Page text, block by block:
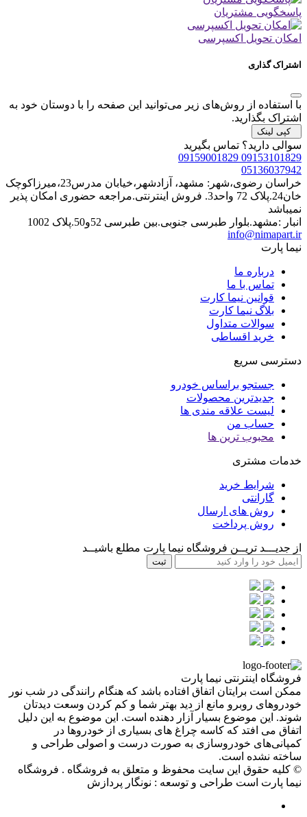
پاسخگویی مشتریان
امکان تحویل اکسپرسی
اشتراک گذاری
با استفاده از روش‌های زیر می‌توانید این صفحه را با دوستان خود به
اشتراک بگذارید.
کپی لینک
سوالی دارید؟ تماس بگیرید
09153101829 09159001829
05136037942
خراسان رضوی،شهر: مشهد، آزادشهر،خیابان مدرس23،میرزاکوچک
خان24.پلاک 72 واحد3. فروش اینترنتی.مراجعه حضوری امکان پذیر
نمیباشد
انبار :مشهد.بلوار طبرسی جنوبی.بین طبرسی 52و50.پلاک 1002
info@nimapart.ir
نیما پارت
درباره ما
تماس با ما
قوانین نیما کارت
بلاگ نیما کارت
سوالات متداول
خرید اقساطی
دسترسی سریع
جستجو براساس خودرو
جدیدترین محصولات
لیست علاقه مندی ها
حساب من
محبوب ترین ها
خدمات مشتری
شرایط خرید
گارانتی
روش های ارسال
روش پرداخت
از جدیـــد تریــن فروشگاه نیما پارت مطلع باشیــد
ثبت
فروشگاه اینترنتی نیما پارت
ممکن است برایتان اتفاق افتاده باشد که هنگام رانندگی در شب نور
خودروهای روبرو مانع از دید بهتر شما و کم کردن وسعت دیدتان
شوند. این موضوع بسیار آزار دهنده است. این موضوع به این دلیل
اتفاق می افتد که کاسه چراغ‌ های بسیاری از خودروها در
کمپانی‌های خودروسازی به صورت درست و اصولی طراحی و
ساخته نشده است.
© کلیه حقوق این سایت محفوظ و متعلق به فروشگاه . فروشگاه
نیما پارت است طراحی و توسعه : نونگار پردازش